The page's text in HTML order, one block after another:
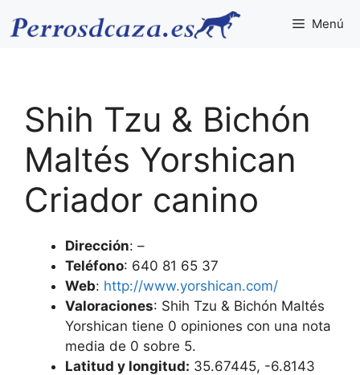
Menú
Shih Tzu & Bichón
Maltés Yorshican
Criador canino
Dirección: –
Teléfono: 640 81 65 37
Web: http://www.yorshican.com/
Valoraciones: Shih Tzu & Bichón Maltés
Yorshican tiene 0 opiniones con una nota
media de 0 sobre 5.
Latitud y longitud: 35.67445, -6.8143